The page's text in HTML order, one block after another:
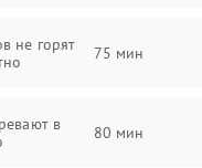
не горят
75 мин
в
80 мин